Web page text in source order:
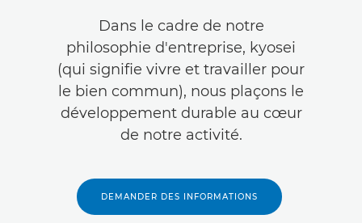
Dans le cadre de notre
philosophie d'entreprise, kyosei
(qui signifie vivre et travailler pour
le bien commun), nous plaçons le
développement durable au cœur
de notre activité.
DEMANDER DES INFORMATIONS